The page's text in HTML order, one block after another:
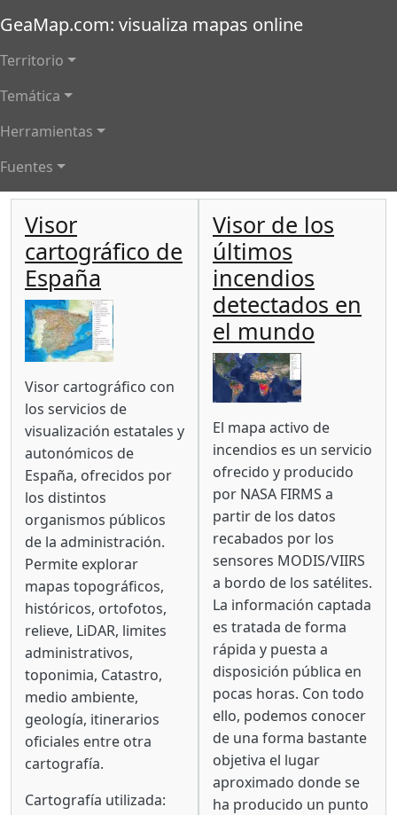
GeaMap.com: visualiza mapas online
Main navigation
Territorio
Temática
Herramientas
Fuentes
Visor
cartográfico de
España
Imagen
Body
Visor cartográfico con
los servicios de
visualización estatales y
autonómicos de
España, ofrecidos por
los distintos
organismos públicos
de la administración.
Permite explorar
mapas topográficos,
históricos, ortofotos,
relieve, LiDAR, limites
administrativos,
toponimia, Catastro,
medio ambiente,
geología, itinerarios
oficiales entre otra
cartografía.
Cartografía utilizada:
Visor de los
últimos
incendios
detectados en
el mundo
Imagen
Body
El mapa activo de
incendios es un servicio
ofrecido y producido
por NASA FIRMS a
partir de los datos
recabados por los
sensores MODIS/VIIRS
a bordo de los satélites.
La información captada
es tratada de forma
rápida y puesta a
disposición pública en
pocas horas. Con todo
ello, podemos conocer
de una forma bastante
objetiva el lugar
aproximado donde se
ha producido un punto